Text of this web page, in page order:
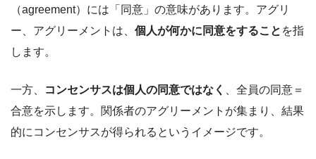
（agreement）には「同意」の意味があります。アグリ
ー、アグリーメントは、 個人が何かに同意をすること を指
します。
一方、 コンセンサスは個人の同意ではなく
、全員の同意＝
合意を示します。関係者のアグリーメントが集まり、結果
的にコンセンサスが得られるというイメージです。